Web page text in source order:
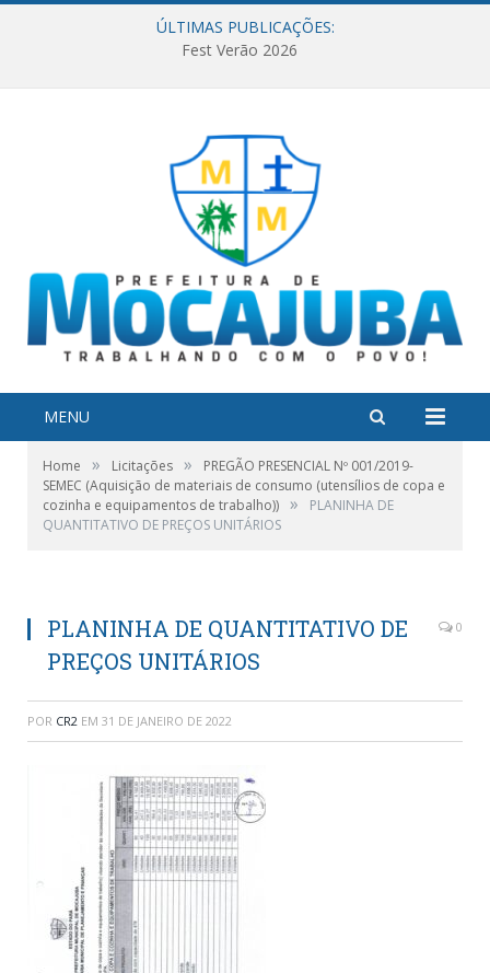
ÚLTIMAS PUBLICAÇÕES:
Fest Verão 2026
MENU
Home » Licitações »
PREGÃO PRESENCIAL Nº 001/2019-
SEMEC (Aquisição de materiais de consumo (utensílios de copa e
cozinha e equipamentos de trabalho)) »
PLANINHA DE
QUANTITATIVO DE PREÇOS UNITÁRIOS
PLANINHA DE QUANTITATIVO DE
PREÇOS UNITÁRIOS
0
POR CR2 EM 31 DE JANEIRO DE 2022